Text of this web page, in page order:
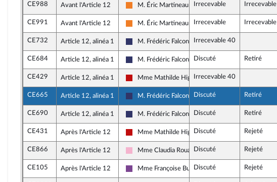
CE988 Avant l'Article 12
Les Démocrates
M. Éric Martineau Irrecevable Irrecevable
CE991 Avant l'Article 12
Les Démocrates
M. Éric Martineau Irrecevable Irrecevable
CE732 Article 12, alinéa 1
Rassemblement National
M. Frédéric Falcon Irrecevable 40
CE684 Article 12, alinéa 1
Rassemblement National
M. Frédéric Falcon Discuté Retiré
CE429 Article 12, alinéa 1
La France insoumise - Nouveau Front Populaire
Mme Mathilde HignetIrrecevable 40
CE665 Article 12, alinéa 1
Rassemblement National
M. Frédéric Falcon Discuté Retiré
CE690 Article 12, alinéa 1
Rassemblement National
M. Frédéric Falcon Discuté Retiré
CE431 Après l'Article 12
La France insoumise - Nouveau Front Populaire
Mme Mathilde HignetDiscuté Rejeté
CE866 Après l'Article 12
Socialistes et apparentés
Mme Claudia RouauxDiscuté Rejeté
CE105 Après l'Article 12
Ensemble pour la République
Mme Françoise BuffetDiscuté Rejeté